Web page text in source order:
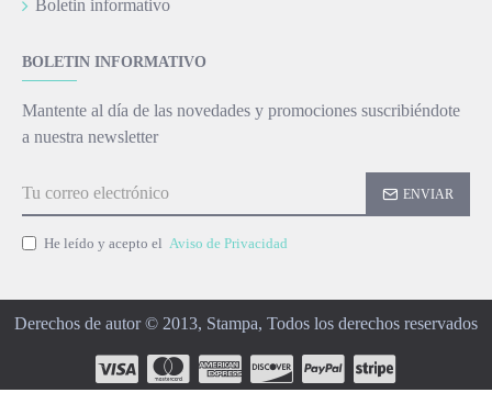
Boletin informativo
BOLETIN INFORMATIVO
Mantente al día de las novedades y promociones suscribiéndote
a nuestra newsletter
ENVIAR
He leído y acepto el Aviso de Privacidad
Derechos de autor © 2013, Stampa, Todos los derechos reservados